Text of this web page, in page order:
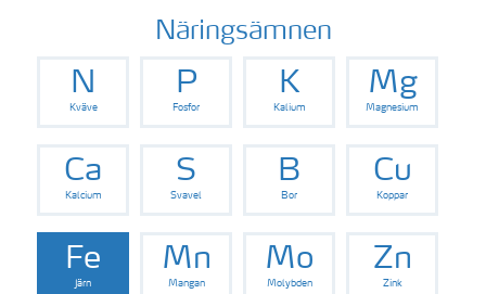
Näringsämnen
N
Kväve
P
Fosfor
K
Kalium
Mg
Magnesium
Ca
Kalcium
S
Svavel
B
Bor
Cu
Koppar
Fe
Järn
Mn
Mangan
Mo
Molybden
Zn
Zink